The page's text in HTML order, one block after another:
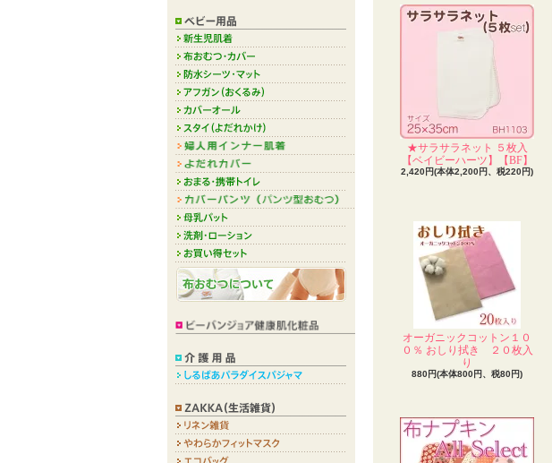
★サラサラネット ５枚入
【ベイビーハーツ】【BF】
2,420円(本体2,200円、税220円)
オーガニックコットン１０
０％ おしり拭き ２０枚入
り
880円(本体800円、税80円)